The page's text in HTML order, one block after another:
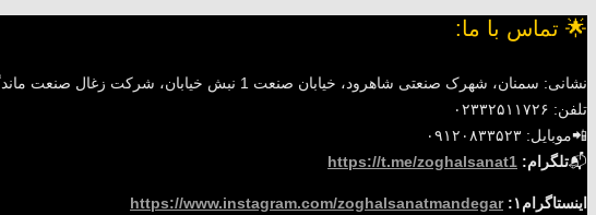
🌟 تماس با ما:
نشانی: سمنان، شهرک صنعتی شاهرود، خیابان صنعت 1 نبش خیابان، شرکت زغال صنعت ماندگار
تلفن: ۰۲۳۳۲۵۱۱۷۲۶
📲موبایل: ۰۹۱۲۰۸۳۳۵۲۳
📬تلگرام: https://t.me/zoghalsanat1
اینستاگرام۱: https://www.instagram.com/zoghalsanatmandegar